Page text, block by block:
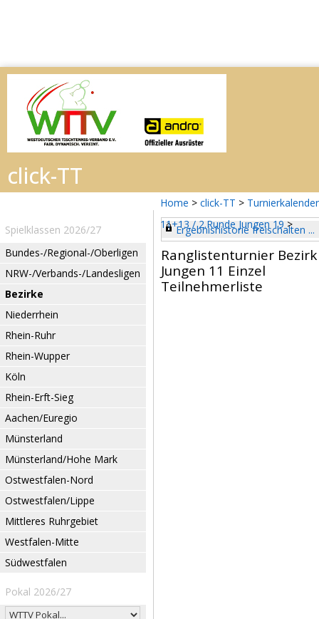
Home > click-TT > Turnierkalender
11+13 / 2.Runde Jungen 19 >
Spielklassen 2026/27
Bundes-/Regional-/Oberligen
NRW-/Verbands-/Landesligen
Bezirke
Niederrhein
Rhein-Ruhr
Rhein-Wupper
Köln
Rhein-Erft-Sieg
Aachen/Euregio
Münsterland
Münsterland/Hohe Mark
Ostwestfalen-Nord
Ostwestfalen/Lippe
Mittleres Ruhrgebiet
Westfalen-Mitte
Südwestfalen
Pokal 2026/27
Ergebnishistorie freischalten ...
Ranglistenturnier
Jungen 11 Einzel
Teilnehmerliste